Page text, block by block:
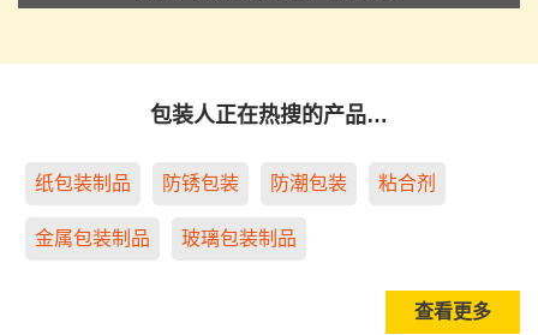
包装人正在热搜的产品…
纸包装制品 防锈包装 防潮包装 粘合剂
金属包装制品 玻璃包装制品
查看更多